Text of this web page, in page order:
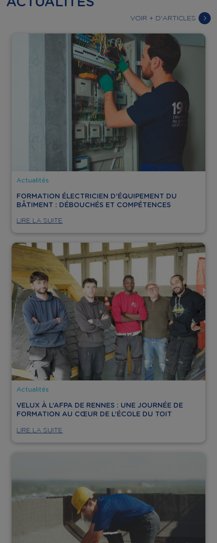
VOIR + D'ARTICLES
Actualités
FORMATION ÉLECTRICIEN D’ÉQUIPEMENT DU
BÂTIMENT : DÉBOUCHÉS ET COMPÉTENCES
LIRE LA SUITE
Actualités
VELUX À L’AFPA DE RENNES : UNE JOURNÉE DE
FORMATION AU CŒUR DE L’ÉCOLE DU TOIT
LIRE LA SUITE